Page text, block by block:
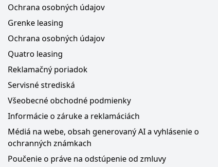
Ochrana osobných údajov
Grenke leasing
Ochrana osobných údajov
Quatro leasing
Reklamačný poriadok
Servisné strediská
Všeobecné obchodné podmienky
Informácie o záruke a reklamáciách
Médiá na webe, obsah generovaný AI a vyhlásenie o
ochranných známkach
Poučenie o práve na odstúpenie od zmluvy